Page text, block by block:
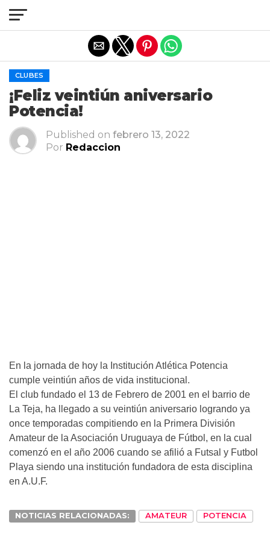
CLUBES
¡Feliz veintiún aniversario
Potencia!
Published on febrero 13, 2022
Por Redaccion
En la jornada de hoy la Institución Atlética Potencia
cumple veintiún años de vida institucional.
El club fundado el 13 de Febrero de 2001 en el barrio de
La Teja, ha llegado a su veintiún aniversario logrando ya
once temporadas compitiendo en la Primera División
Amateur de la Asociación Uruguaya de Fútbol, en la cual
comenzó en el año 2006 cuando se afilió a Futsal y Futbol
Playa siendo una institución fundadora de esta disciplina
en A.U.F.
NOTICIAS RELACIONADAS: AMATEUR POTENCIA